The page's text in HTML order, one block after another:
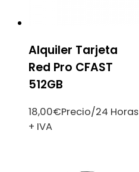
Alquiler Tarjeta
Red Pro CFAST
512GB
18,00€Precio/24 Horas
+ IVA